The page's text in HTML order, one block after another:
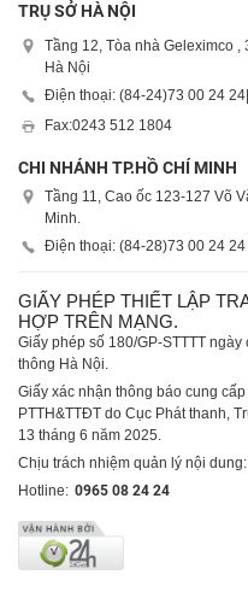
TRỤ SỞ HÀ NỘI
Tầng 12, Tòa nhà Geleximco
Hà Nội
Điện thoại: (84-24)73 00 24 24
Fax:0243 512 1804
CHI NHÁNH TP.HỒ CHÍ MINH
Tầng 11, Cao ốc 123-127 Võ
Minh.
Điện thoại: (84-28)73 00 24 24
GIẤY PHÉP THIẾT LẬP
HỢP TRÊN MẠNG.
Giấy phép số 180/GP-STTTT
thông Hà Nội.
Giấy xác nhận thông báo cung
PTTH&TTĐT do Cục Phát thanh,
13 tháng 6 năm 2025.
Chịu trách nhiệm quản lý nội
Hotline: 0965 08 24 24